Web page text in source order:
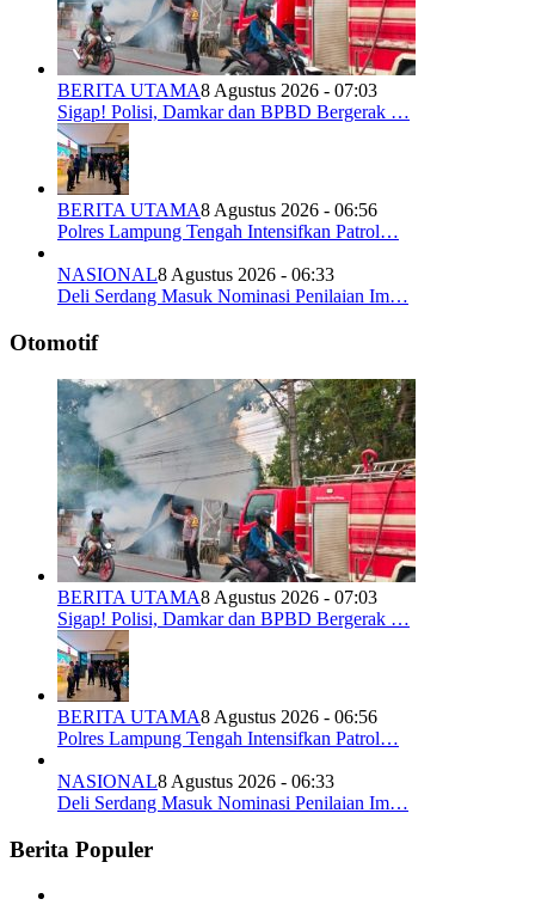
BERITA UTAMA8 Agustus 2026 - 07:03
Sigap! Polisi, Damkar dan BPBD Bergerak …
BERITA UTAMA8 Agustus 2026 - 06:56
Polres Lampung Tengah Intensifkan Patrol…
NASIONAL8 Agustus 2026 - 06:33
Deli Serdang Masuk Nominasi Penilaian Im…
Otomotif
BERITA UTAMA8 Agustus 2026 - 07:03
Sigap! Polisi, Damkar dan BPBD Bergerak …
BERITA UTAMA8 Agustus 2026 - 06:56
Polres Lampung Tengah Intensifkan Patrol…
NASIONAL8 Agustus 2026 - 06:33
Deli Serdang Masuk Nominasi Penilaian Im…
Berita Populer